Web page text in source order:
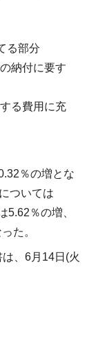
る部分
納付に要す
る費用に充
％の増とな
ついては
5.62％の増、
た。
、6月14日(火